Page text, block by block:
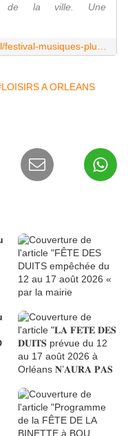
de la ville. Une
A ORLEANS